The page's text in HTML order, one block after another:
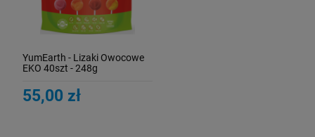
YumEarth - Lizaki Owocowe
EKO 40szt - 248g
55,00 zł